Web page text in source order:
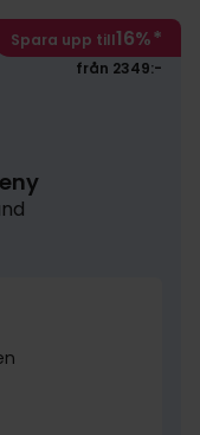
Spara upp till16%*
från 2349:-